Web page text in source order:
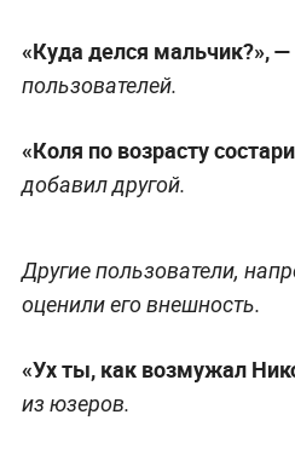
«Куда делся мальчик?», —
пользователей.
«Коля по возрасту
добавил другой.
Другие пользователи,
оценили его внешность.
«Ух ты, как возмужал
из юзеров.